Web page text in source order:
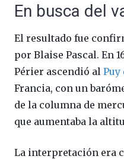
En busca del
El resultado fue
por Blaise Pascal. En
Périer ascendió al Puy
Francia, con un
de la columna de
que aumentaba la
La interpretación era